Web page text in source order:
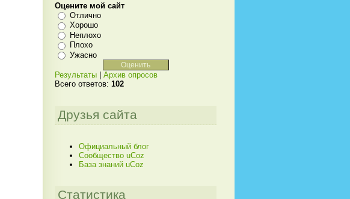
Оцените мой сайт
Отлично
Хорошо
Неплохо
Плохо
Ужасно
Результаты
Архив опросов
Всего ответов: 102
Друзья сайта
Официальный блог
Сообщество uCoz
База знаний uCoz
Статистика